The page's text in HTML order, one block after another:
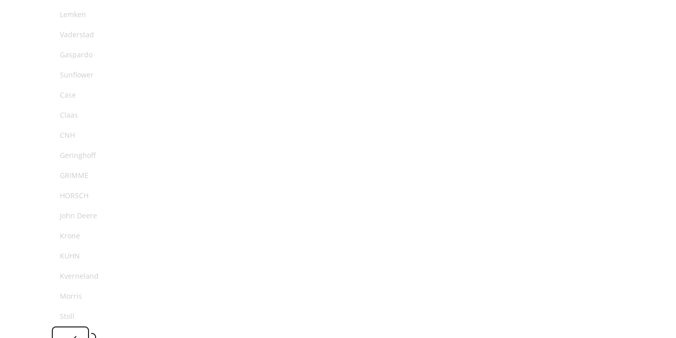
Lemken
Vaderstad
Gaspardo
Sunflower
Case
Claas
CNH
Geringhoff
GRIMME
HORSCH
John Deere
Krone
KUHN
Kverneland
Morris
Stoll